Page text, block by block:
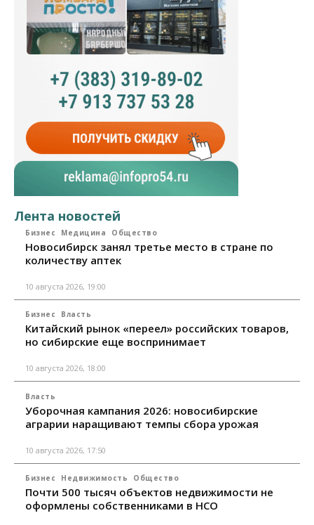
Лента новостей
Бизнес Медицина Общество
Новосибирск занял третье место в стране по
количеству аптек
10 августа 2026, 19:00
Бизнес Власть
Китайский рынок «переел» российских товаров,
но сибирские еще воспринимает
10 августа 2026, 18:00
Власть
Уборочная кампания 2026: новосибирские
аграрии наращивают темпы сбора урожая
10 августа 2026, 17:50
Бизнес Недвижимость Общество
Почти 500 тысяч объектов недвижимости не
оформлены собственниками в НСО